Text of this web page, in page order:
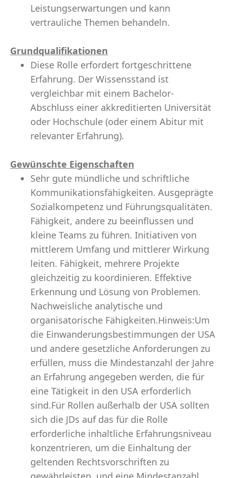
Leistungserwartungen und kann
vertrauliche Themen behandeln.
Grundqualifikationen
Diese Rolle erfordert fortgeschrittene
Erfahrung. Der Wissensstand ist
vergleichbar mit einem Bachelor-
Abschluss einer akkreditierten Universität
oder Hochschule (oder einem Abitur mit
relevanter Erfahrung).
Gewünschte Eigenschaften
Sehr gute mündliche und schriftliche
Kommunikationsfähigkeiten. Ausgeprägte
Sozialkompetenz und Führungsqualitäten.
Fähigkeit, andere zu beeinflussen und
kleine Teams zu führen. Initiativen von
mittlerem Umfang und mittlerer Wirkung
leiten. Fähigkeit, mehrere Projekte
gleichzeitig zu koordinieren. Effektive
Erkennung und Lösung von Problemen.
Nachweisliche analytische und
organisatorische Fähigkeiten.Hinweis:Um
die Einwanderungsbestimmungen der USA
und andere gesetzliche Anforderungen zu
erfüllen, muss die Mindestanzahl der Jahre
an Erfahrung angegeben werden, die für
eine Tätigkeit in den USA erforderlich
sind.Für Rollen außerhalb der USA sollten
sich die JDs auf das für die Rolle
erforderliche inhaltliche Erfahrungsniveau
konzentrieren, um die Einhaltung der
geltenden Rechtsvorschriften zu